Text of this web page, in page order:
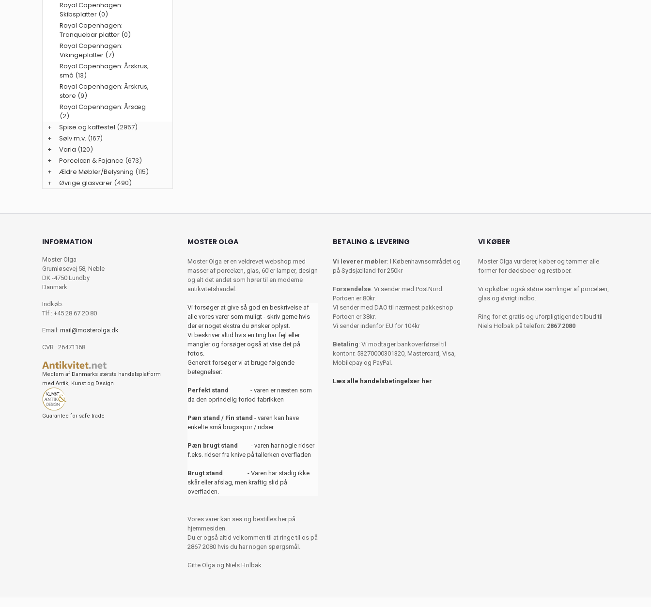
Royal Copenhagen:
Skibsplatter (0)
Royal Copenhagen:
Tranquebar platter (0)
Royal Copenhagen:
Vikingeplatter (7)
Royal Copenhagen: Årskrus,
små (13)
Royal Copenhagen: Årskrus,
store (9)
Royal Copenhagen: Årsæg
(2)
+
Spise og kaffestel (2957)
+
Sølv m.v. (167)
+
Varia (120)
+
Porcelæn & Fajance (673)
+
Ældre Møbler/Belysning (115)
+
Øvrige glasvarer (490)
INFORMATION
Moster Olga
Grumløsevej 58, Neble
DK -4750 Lundby
Danmark
Indkøb:
Tlf : +45 28 67 20 80
Email: mail@mosterolga.dk
CVR : 26471168
Medlem af Danmarks største handelsplatform
med Antik, Kunst og Design
Guarantee for safe trade
MOSTER OLGA
Moster Olga er en veldrevet webshop med
masser af porcelæn, glas, 60’er lamper, design
og alt det andet som hører til en moderne
antikvitetshandel.
Vi forsøger at give så god en beskrivelse af
alle vores varer som muligt - skriv gerne hvis
der er noget ekstra du ønsker oplyst.
Vi beskriver altid hvis en ting har fejl eller
mangler og forsøger også at vise det på
fotos.
Generelt forsøger vi at bruge følgende
betegnelser:
Perfekt stand
- varen er næsten som
da den oprindelig forlod fabrikken
Pæn stand / Fin stand - varen kan have
enkelte små brugsspor / ridser
Pæn brugt stand
- varen har nogle ridser
f.eks. ridser fra knive på tallerken overfladen
Brugt stand
- Varen har stadig ikke
skår eller afslag, men kraftig slid på
overfladen.
Vores varer kan ses og bestilles her på
hjemmesiden.
Du er også altid velkommen til at ringe til os på
2867 2080 hvis du har nogen spørgsmål.
Gitte Olga og Niels Holbak
BETALING & LEVERING
Vi leverer møbler: I Københavnsområdet og
på Sydsjælland for 250kr
Forsendelse: Vi sender med PostNord.
Portoen er 80kr.
Vi sender med DAO til nærmest pakkeshop
Portoen er 38kr.
Vi sender indenfor EU for 104kr
Betaling: Vi modtager bankoverførsel til
kontonr. 53270000301320, Mastercard, Visa,
Mobilepay og PayPal.
Læs alle handelsbetingelser her
VI KØBER
Moster Olga vurderer, køber og tømmer alle
former for dødsboer og restboer.
Vi opkøber også større samlinger af porcelæn,
glas og øvrigt indbo.
Ring for et gratis og uforpligtigende tilbud til
Niels Holbak på telefon: 2867 2080